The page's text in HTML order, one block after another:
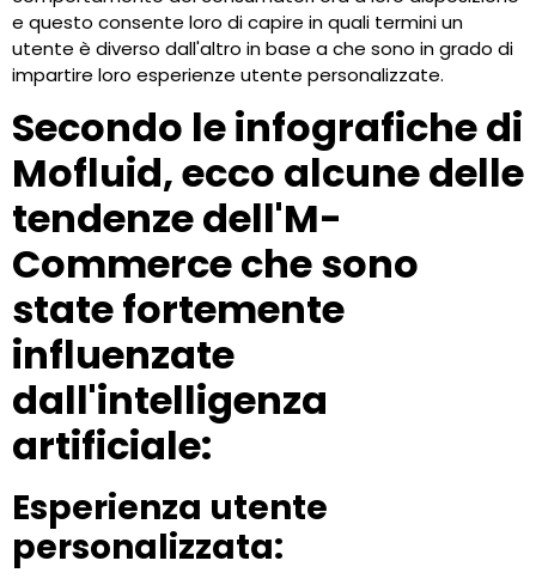
e questo consente loro di capire in quali termini un
utente è diverso dall'altro in base a che sono in grado di
impartire loro esperienze utente personalizzate.
Secondo le infografiche di
Mofluid, ecco alcune delle
tendenze dell'M-
Commerce che sono
state fortemente
influenzate
dall'intelligenza
artificiale:
Esperienza utente
personalizzata: